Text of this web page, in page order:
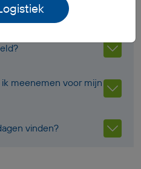
meenemen voor mijn
vinden?